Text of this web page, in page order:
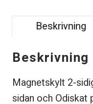
Beskrivning
Beskrivning
Magnetskylt 2-
sidan och Odiskat